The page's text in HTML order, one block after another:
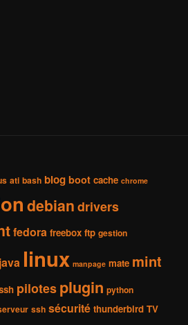
ati bash blog boot cache chrome
debiandrivers
fedora freebox ftp gestion
java linux manpage mate mint
pilotesplugin python
ssh sécurité thunderbird TV